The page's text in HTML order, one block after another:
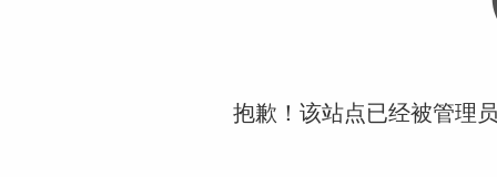
抱歉！该站点已经被管理